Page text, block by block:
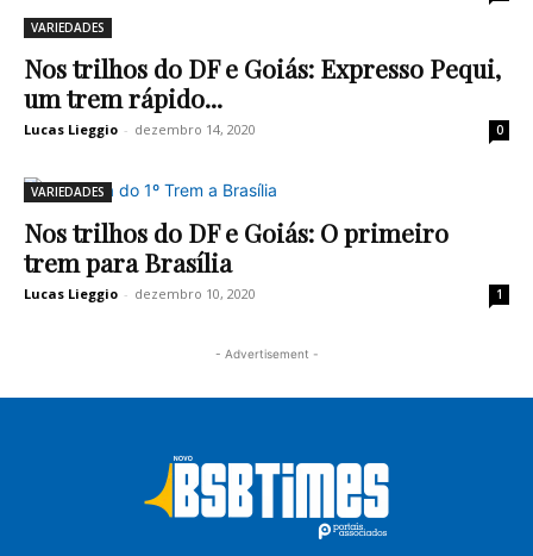
VARIEDADES
Nos trilhos do DF e Goiás: Expresso Pequi,
um trem rápido...
Lucas Lieggio - dezembro 14, 2020 0
VARIEDADES
Nos trilhos do DF e Goiás: O primeiro
trem para Brasília
Lucas Lieggio - dezembro 10, 2020 1
- Advertisement -